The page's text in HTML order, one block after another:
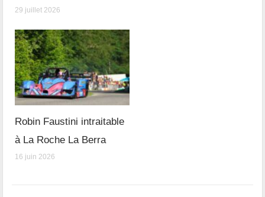
29 juillet 2026
Robin Faustini intraitable
à La Roche La Berra
16 juin 2026